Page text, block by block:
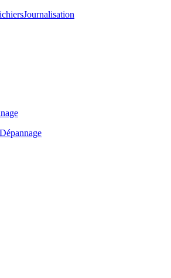
Journalisation
Dépannage